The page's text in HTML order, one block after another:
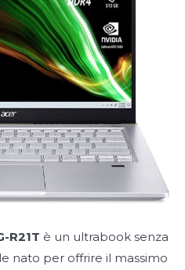
R21T è un ultrabook senza
nato per offrire il massimo